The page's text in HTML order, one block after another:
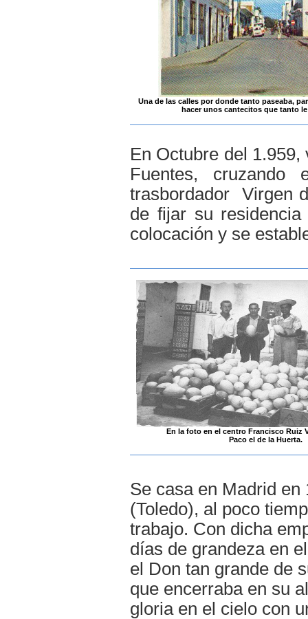
Una de las calles por donde tanto paseaba,
hacer unos cantecitos que tanto
En Octubre del
Fuentes,
trasbordador Virgen
de fijar su
colocación y se
En la foto en el centro Francisco Ruiz
Paco el de la Huerta.
Se casa en Madrid en
(Toledo), al poco
trabajo. Con dicha
días de grandeza en
el Don tan grande de
que encerraba en su
gloria en el cielo con